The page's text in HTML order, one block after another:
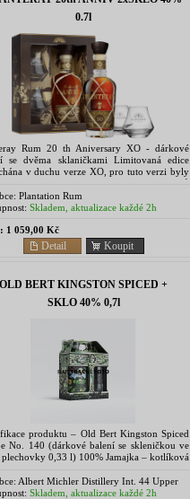
0.7l
Rum 20 th Aniversary XO - dárkové
se dvěma sklaničkami Limitovaná edice
v duchu verze XO, pro tuto verzi byly
vybrané nejstrší rumy ze sklepů
Château de...
Plantation Rum
Skladem, aktualizace každé 2h
1 059,00 Kč
Koupit
Detail
OLD BERT KINGSTON SPICED +
SKLO 40% 0,7l
produktu – Old Bert Kingston Spiced
No. 140 (dárkové balení se skleničkou ve
0,33 l) 100% Jamajka – kotlíková
Albert Michler Distillery Int. 44 Upper
Road, Bristol, UK
Skladem, aktualizace každé 2h